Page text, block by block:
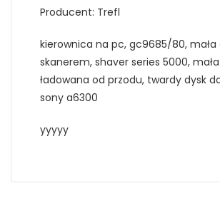
Producent: Trefl
kierownica na pc, gc9685/80, mała
skanerem, shaver series 5000,
ładowana od przodu, twardy dysk
sony a6300
yyyyy